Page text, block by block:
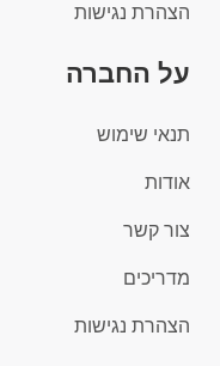
הצהרת נגישות
על החברה
תנאי שימוש
אודות
צור קשר
מדריכים
הצהרת נגישות